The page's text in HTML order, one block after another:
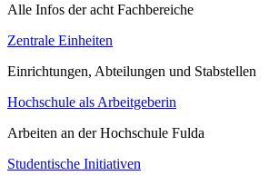
Alle Infos der acht Fachbereiche
Zentrale Einheiten
Einrichtungen, Abteilungen und Stabstellen
Hochschule als Arbeitgeberin
Arbeiten an der Hochschule Fulda
Studentische Initiativen